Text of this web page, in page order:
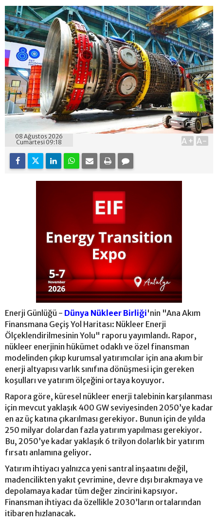
08 Ağustos 2026
Cumartesi 09:18
A+ A-
Enerji Günlüğü - Dünya Nükleer Birliği'nin "Ana Akım
Finansmana Geçiş Yol Haritası: Nükleer Enerji
Ölçeklendirilmesinin Yolu" raporu yayımlandı. Rapor,
nükleer enerjinin hükümet odaklı ve özel finansman
modelinden çıkıp kurumsal yatırımcılar için ana akım bir
enerji altyapısı varlık sınıfına dönüşmesi için gereken
koşulları ve yatırım ölçeğini ortaya koyuyor.
Rapora göre, küresel nükleer enerji talebinin karşılanması
için mevcut yaklaşık 400 GW seviyesinden 2050’ye kadar
en az üç katına çıkarılması gerekiyor. Bunun için de yılda
250 milyar dolardan fazla yatırım yapılması gerekiyor.
Bu, 2050’ye kadar yaklaşık 6 trilyon dolarlık bir yatırım
fırsatı anlamına geliyor.
Yatırım ihtiyacı yalnızca yeni santral inşaatını değil,
madencilikten yakıt çevrimine, devre dışı bırakmaya ve
depolamaya kadar tüm değer zincirini kapsıyor.
Finansman ihtiyacı da özellikle 2030’ların ortalarından
itibaren hızlanacak.